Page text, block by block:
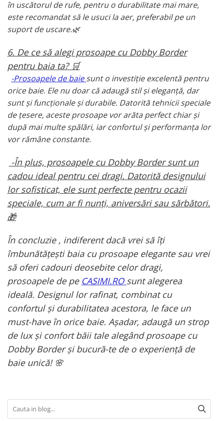
în uscătorul de rufe, pentru o durabilitate mai mare,
este recomandat să le usuci la aer, preferabil pe un
suport de uscare.🌿
6. De ce să alegi prosoape cu Dobby Border
pentru baia ta? 🛒
-Prosoapele de baiesunt o investiție excelentă pentru
orice baie. Ele nu doar că adaugă stil și eleganță, dar
sunt și funcționale și durabile. Datorită tehnicii speciale
de țesere, aceste prosoape vor arăta perfect chiar și
după mai multe spălări, iar confortul și performanța lor
vor rămâne constante.
-În plus, prosoapele cu Dobby Border sunt un
cadou ideal pentru cei dragi. Datorită designului
lor sofisticat, ele sunt perfecte pentru ocazii
speciale, cum ar fi nunți, aniversări sau sărbători.
🎁
În concluzie , indiferent dacă vrei să îți
îmbunătățești baia cu prosoape elegante sau vrei
să oferi cadouri deosebite celor dragi,
prosoapele de pe CASIMI.RO sunt alegerea
ideală. Designul lor rafinat, combinat cu
confortul și durabilitatea acestora, le face un
must-have în orice baie. Așadar, adaugă un strop
de lux și confort băii tale alegând prosoape cu
Dobby Border și bucură-te de o experiență de
baie unică! 🌸